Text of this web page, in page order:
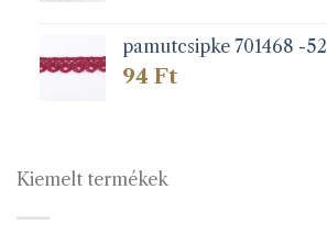
pamutcsipke 701468 -
94 Ft
Kiemelt termékek